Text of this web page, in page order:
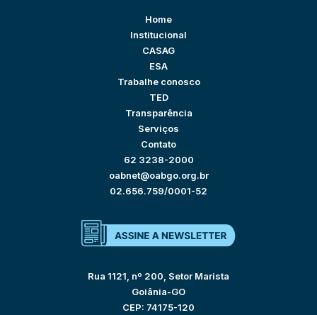
Home
Institucional
CASAG
ESA
Trabalhe conosco
TED
Transparência
Serviços
Contato
62 3238-2000
oabnet@oabgo.org.br
02.656.759/0001-52
Rua 1121, nº 200, Setor Marista
Goiânia-GO
CEP: 74175-120